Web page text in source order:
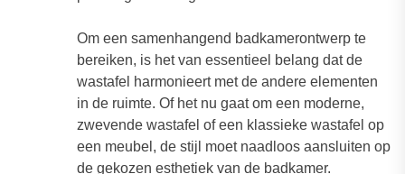
Om een samenhangend badkamerontwerp te
bereiken, is het van essentieel belang dat de
wastafel harmonieert met de andere elementen
in de ruimte. Of het nu gaat om een moderne,
zwevende wastafel of een klassieke wastafel op
een meubel, de stijl moet naadloos aansluiten op
de gekozen esthetiek van de badkamer.